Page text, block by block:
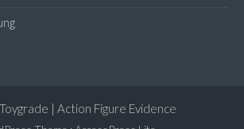
| Action Figure Evidence